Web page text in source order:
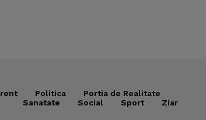
Politica
Portia de Realitate
Sanatate
Social Sport Ziar